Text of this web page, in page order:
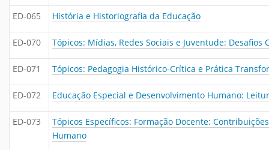
ED-065 História e Historiografia da Educação
ED-070 Tópicos: Mídias, Redes Sociais e Juventude: Desafios
ED-071 Tópicos: Pedagogia Histórico-Crítica e Prática
ED-072 Educação Especial e Desenvolvimento Humano:
ED-073
Tópicos Específicos: Formação Docente:
Humano